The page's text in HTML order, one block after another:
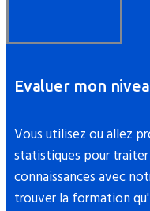
Evaluer mon
Vous utilisez ou allez
statistiques pour
connaissances avec
trouver la formation